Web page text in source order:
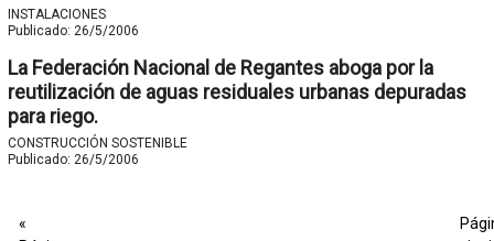
INSTALACIONES
Publicado: 26/5/2006
La Federación Nacional de Regantes aboga por la
reutilización de aguas residuales urbanas depuradas
para riego.
CONSTRUCCIÓN SOSTENIBLE
Publicado: 26/5/2006
«